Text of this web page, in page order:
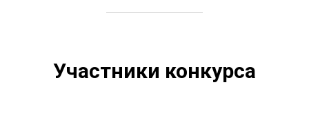
Участники конкурса